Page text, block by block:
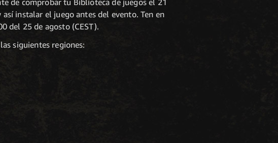
de comprobar tu Biblioteca de juegos el 21
instalar el juego antes del evento. Ten en
del 25 de agosto (CEST).
siguientes regiones: